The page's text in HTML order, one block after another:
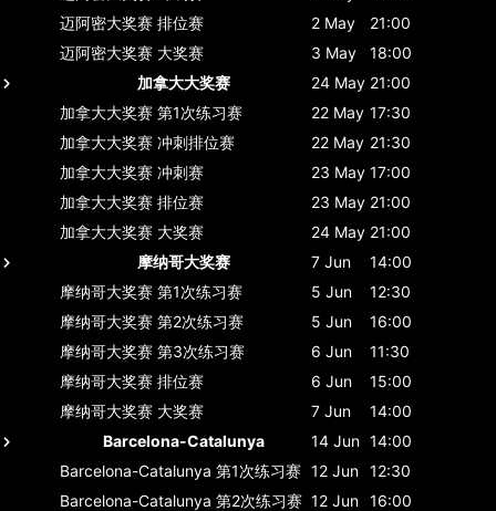
迈阿密大奖赛 排位赛 2 May
21:00
迈阿密大奖赛 大奖赛 3 May
18:00
加拿大大奖赛
24 May 21:00
加拿大大奖赛 第1次练习赛 22 May 17:30
加拿大大奖赛 冲刺排位赛 22 May 21:30
加拿大大奖赛 冲刺赛 23 May 17:00
加拿大大奖赛 排位赛 23 May 21:00
加拿大大奖赛 大奖赛 24 May 21:00
摩纳哥大奖赛
7 Jun
14:00
摩纳哥大奖赛 第1次练习赛 5 Jun
12:30
摩纳哥大奖赛 第2次练习赛 5 Jun
16:00
摩纳哥大奖赛 第3次练习赛 6 Jun
11:30
摩纳哥大奖赛 排位赛 6 Jun
15:00
摩纳哥大奖赛 大奖赛 7 Jun
14:00
Barcelona-Catalunya
14 Jun 14:00
Barcelona-Catalunya 第1次练习赛 12 Jun 12:30
Barcelona-Catalunya 第2次练习赛 12 Jun 16:00